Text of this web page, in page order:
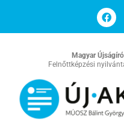
Magyar
Felnőttképzési